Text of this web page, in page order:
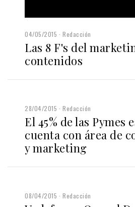
04/05/2015 Redacción
Las 8 F's del
contenidos
28/04/2015 Redacción
El 45% de las Pymes
cuenta con área de
y marketing
08/04/2015 Redacción